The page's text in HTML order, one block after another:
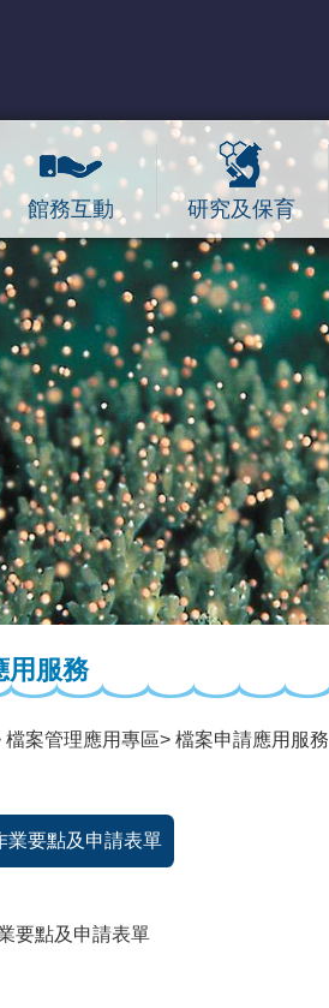
館務互動 研究及保育
用服務
檔案管理應用專區 檔案申請應用服務
業要點及申請表單
要點及申請表單